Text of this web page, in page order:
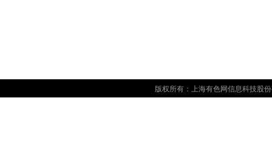
版权所有：上海有色网信息科技股